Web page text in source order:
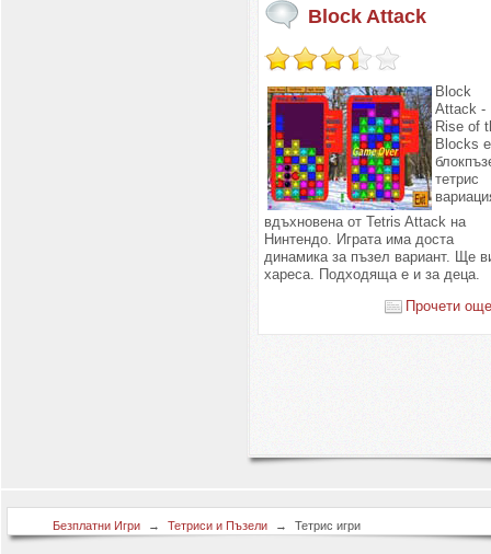
Block Attack
Block
Attack -
Rise of
Blocks е
тетрис
вдъхновена от Tetris Attack на
Нинтендо. Играта има доста
динамика за пъзел вариант. Ще
хареса. Подходяща е и за деца.
Прочети
Безплатни Игри → Тетриси и Пъзели → Тетрис игри